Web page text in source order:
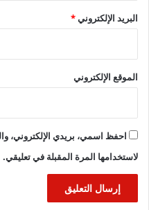
البريد الإلكتروني*
الموقع الإلكتروني
احفظ اسمي، بريدي الإلكتروني،
لاستخدامها المرة المقبلة في تعليقي.